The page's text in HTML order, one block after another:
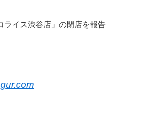
ライス渋谷店」の閉店を報告